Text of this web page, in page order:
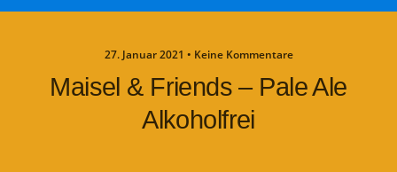
27. Januar 2021 • Keine Kommentare
Maisel & Friends – Pale Ale
Alkoholfrei